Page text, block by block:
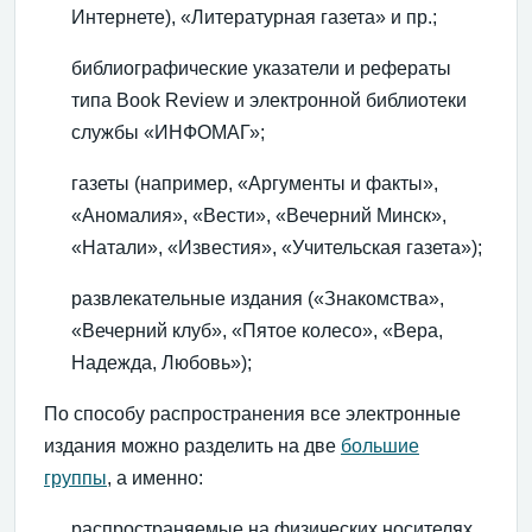
Интернете), «Литературная газета» и пр.;
библиографические указатели и рефераты
типа Book Review и электронной библиотеки
службы «ИНФОМАГ»;
газеты (например, «Аргументы и факты»,
«Аномалия», «Вести», «Вечерний Минск»,
«Натали», «Известия», «Учительская газета»);
развлекательные издания («Знакомства»,
«Вечерний клуб», «Пятое колесо», «Вера,
Надежда, Любовь»);
По способу распространения все электронные
издания можно разделить на две большие
группы, а именно: